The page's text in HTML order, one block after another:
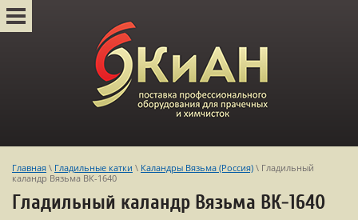
Главная \ Гладильные катки \ Каландры Вязьма (Россия) \ Гладильный
каландр Вязьма ВК-1640
Гладильный каландр Вязьма ВК-1640